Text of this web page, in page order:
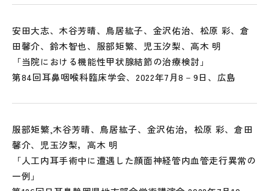
安田大志、木谷芳晴、鳥居紘子、金沢佑治、松原 彩、倉
田馨介、鈴木智也、服部矩繁、児玉汐梨、高木 明
「当院における機能性甲状腺結節の治療検討」
第84回耳鼻咽喉科臨床学会、2022年7月8－9日、広島
服部矩繁,木谷芳晴、鳥居紘子、金沢佑治，松原 彩、倉田
馨介、児玉汐梨，高木 明
「人工内耳手術中に遭遇した顔面神経管内血管走行異常の
一例」